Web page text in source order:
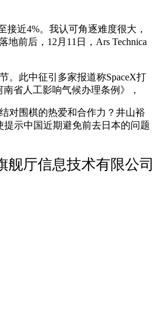
近4%。我认可角逐难度很大，
前后，12月11日，Ars Technica
此中征引多家报道称SpaceX打
省人工影响气候办理条例》，
对围棋的热爱和合作力？井山裕
示中国近期避免前去日本的问题
舰厅信息技术有限公司